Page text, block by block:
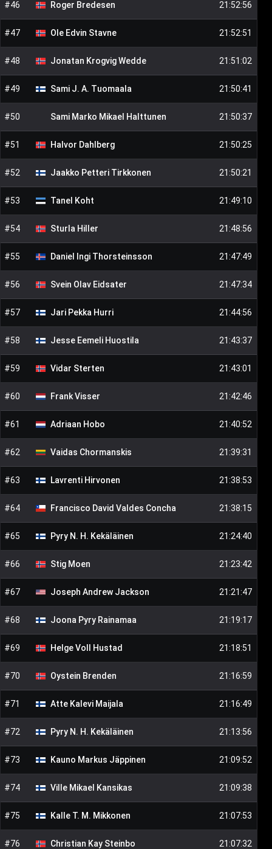
#46 Roger Bredesen 21:52:56
#47 Ole Edvin Stavne 21:52:51
#48 Jonatan KrogvigWedde 21:51:02
#49 Sami J. A. Tuomaala 21:50:41
#50 Sami Marko Mikael Halttunen 21:50:37
#51 Halvor Dahlberg 21:50:25
#52 Jaakko Petteri Tirkkonen 21:50:21
#53 Tanel Koht 21:49:10
#54 Sturla Hiller 21:48:56
#55 Daniel Ingi Thorsteinsson 21:47:49
#56 Svein Olav Eidsater 21:47:34
#57 Jari Pekka Hurri 21:44:56
#58 Jesse Eemeli Huostila 21:43:37
#59 Vidar Sterten 21:43:01
#60 FrankVisser 21:42:46
#61 Adriaan Hobo 21:40:52
#62 Vaidas Chormanskis 21:39:31
#63 Lavrenti Hirvonen 21:38:53
#64 Francisco David Valdes Concha 21:38:15
#65 Pyry N. H. Kekäläinen 21:24:40
#66 Stig Moen 21:23:42
#67 Joseph Andrew Jackson 21:21:47
#68 Joona Pyry Rainamaa 21:19:17
#69 Helge Voll Hustad 21:18:51
#70 Oystein Brenden 21:16:59
#71 Atte Kalevi Maijala 21:16:49
#72 Pyry N. H. Kekäläinen 21:13:56
#73 Kauno Markus Jäppinen 21:09:52
#74 Ville Mikael Kansikas 21:09:38
#75 Kalle T. M. Mikkonen 21:07:53
#76 Christian Kay Steinbo 21:07:32